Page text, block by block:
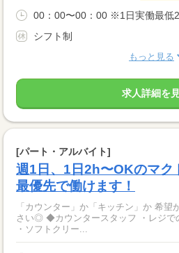
00：00〜00：00 ※1日実働最低
シフト制
もっと見る
求人詳細を
[パート・アルバイト]
週1日、1日2h〜OKのマク
最優先で働けます！
「カウンター」か「キッチン」か 希望
さい◎ ◆カウンタースタッフ ・レジでの接客、注文 ・ドリンク作り
・ソフトクリー...